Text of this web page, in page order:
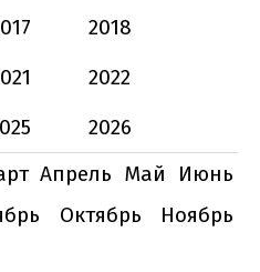
2018
2022
2026
Апрель Май
Июнь
Октябрь
Ноябрь